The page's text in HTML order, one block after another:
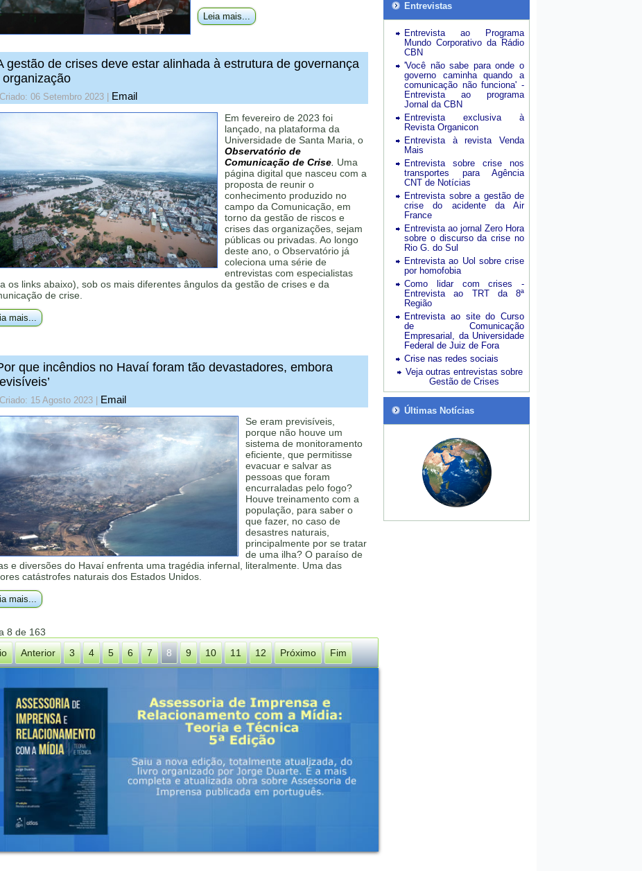
Leia mais...
gestão de crises deve estar alinhada à estrutura de governança
organização
Criado: 06 Setembro 2023 Email
Em fevereiro de 2023 foi
lançado, na plataforma da
Universidade de Santa Maria, o
Observatório de
Comunicação de Crise Uma
página digital que nasceu com a
proposta de reunir o
conhecimento produzido no
campo da Comunicação, em
torno da gestão de riscos e
crises das organizações, sejam
públicas ou privadas. Ao longo
deste ano, o Observatório já
coleciona uma série de
entrevistas com especialistas
os links abaixo), sob os mais diferentes ângulos da gestão de crises e da
de crise.
mais...
que incêndios no Havaí foram tão devastadores, embora
Criado: 15 Agosto 2023 Email
Se eram previsíveis,
porque não houve um
sistema de monitoramento
eficiente, que permitisse
evacuar e salvar as
pessoas que foram
encurraladas pelo fogo?
Houve treinamento com a
população, para saber o
que fazer, no caso de
desastres naturais,
principalmente por se tratar
de uma ilha? O paraíso de
e diversões do Havaí enfrenta uma tragédia infernal, literalmente. Uma das
catástrofes naturais dos Estados Unidos.
mais...
8 de 163
Anterior 3 4 5 6 7 8 9 10 11 12 Próximo Fim
Entrevistas
Entrevista ao Programa
Mundo Corporativo da Rádio
CBN
'Você não sabe para onde o
governo caminha quando a
comunicação não funciona' -
Entrevista ao programa
Jornal da CBN
Entrevista exclusiva à
Revista Organicon
Entrevista à revista Venda
Mais
Entrevista sobre crise nos
transportes para Agência
CNT de Notícias
Entrevista sobre a gestão de
crise do acidente da Air
France
Entrevista ao jornal Zero Hora
sobre o discurso da crise no
Rio G. do Sul
Entrevista ao Uol sobre crise
por homofobia
Como lidar com crises -
Entrevista ao TRT da 8ª
Região
Entrevista ao site do Curso
de Comunicação
Empresarial, da Universidade
Federal de Juiz de Fora
Crise nas redes sociais
Veja outras entrevistas sobre
Gestão de Crises
Últimas Notícias